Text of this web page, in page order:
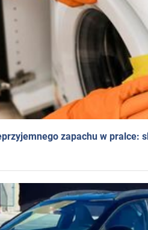
zapachu w pralce: